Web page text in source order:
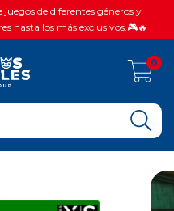
juegos de diferentes géneros y
hasta los más exclusivos.🎮🔥
0